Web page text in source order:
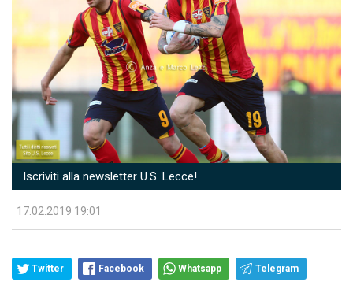
Iscriviti alla newsletter U.S. Lecce!
17.02.2019 19:01
Twitter Facebook Whatsapp Telegram